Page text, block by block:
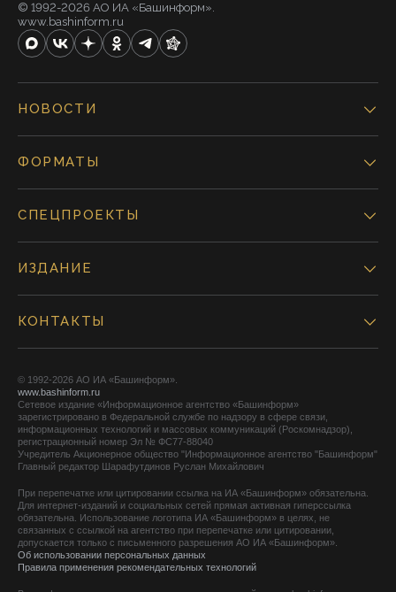
© 1992-2026 АО ИА «Башинформ».
www.bashinform.ru
НОВОСТИ
ФОРМАТЫ
СПЕЦПРОЕКТЫ
ИЗДАНИЕ
КОНТАКТЫ
© 1992-2026 АО ИА «Башинформ».
www.bashinform.ru
Сетевое издание «Информационное агентство «Башинформ»
зарегистрировано в Федеральной службе по надзору в сфере связи,
информационных технологий и массовых коммуникаций (Роскомнадзор),
регистрационный номер Эл № ФС77-88040
Учредитель Акционерное общество "Информационное агентство "Башинформ"
Главный редактор Шарафутдинов Руслан Михайлович
При перепечатке или цитировании ссылка на ИА «Башинформ» обязательна.
Для интернет-изданий и социальных сетей прямая активная гиперссылка
обязательна. Использование логотипа ИА «Башинформ» в целях, не
связанных с ссылкой на агентство при перепечатке или цитировании,
допускается только с письменного разрешения АО ИА «Башинформ».
Об использовании персональных данных
Правила применения рекомендательных технологий